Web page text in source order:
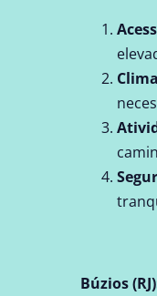
Búzios (RJ)